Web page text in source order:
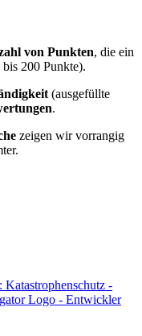
von Punkten, die ein
200 Punkte).
(ausgefüllte
.
zeigen wir vorrangig